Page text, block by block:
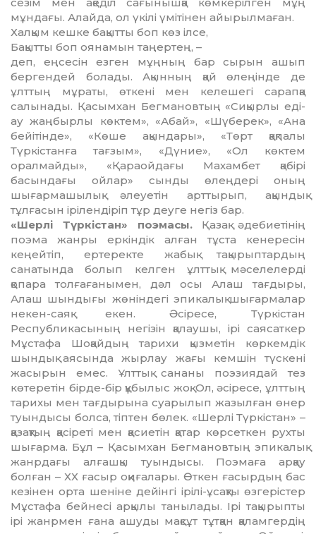
сезім мен ақеділ сағынышқа көмкерілген мұң
мұндағы. Алайда, ол үкілі үмітінен айырылмаған.
Халқым кешке бақытты боп көз ілсе,
Бақытты боп оянамын таңертең, –
деп, еңсесін езген мұңның бар сырын ашып
бергендей болады. Ақынның қай өлеңінде де
ұлттың мұраты, өткені мен келешегі сарапқа
салынады. Қасымхан Бегмановтың «Сиқырлы еді-
ау жаңбырлы көктем», «Абай», «Шүберек», «Ана
бейітінде», «Көше ақындары», «Төрт қақпалы
Түркістанға тағзым», «Дүние», «Ол көктем
оралмайды», «Қараойдағы Махамбет қабірі
басындағы ойлар» сынды өлеңдері оның
шығармашылық әлеуетін арттырып, ақындық
тұлғасын ірілендіріп тұр деуге негіз бар.
«Шерлі Түркістан» поэмасы.Қазақ әде­биетінің
поэма жанры еркіндік алған тұста ке­нересін
кеңейтіп, ертеректе жабық тақырып­тардың
санатында болып келген ұлттық мә­селелерді
қопара толғағанымен, дәл осы Алаш тағдыры,
Алаш шындығы жөніндегі эпикалық шығармалар
некен-саяқ екен. Әсіресе, Түркі­стан
Республикасының негізін қалаушы, ірі саясаткер
Мұстафа Шоқайдың тарихи қыз­метін көркемдік
шындық аясында жырлау жағы кемшін түскені
жасырын емес. Ұлттық сананы поэзиядай тез
көтеретін бірде-бір құ­былыс жоқ. Ол, әсіресе, ұлттың
тарихы мен тағ­дырына суарылып жазылған өнер
туындысы болса, тіптен бөлек. «Шерлі Түркістан» –
қа­зақ­тың қасіреті мен қасиетін қатар көрсеткен рух­ты
шығарма. Бұл – Қасымхан Бегмановтың эпикалық
жанрдағы алғашқы туындысы. Поэмаға арқау
болған – ХХ ғасыр оқиғалары. Өткен ғасырдың бас
кезінен орта шеніне дейінгі ірілі-ұсақты өзгерістер
Мұстафа бейнесі арқылы танылады. Ірі тақырыпты
ірі жанрмен ғана ашуды мақсұт тұтқан қаламгердің